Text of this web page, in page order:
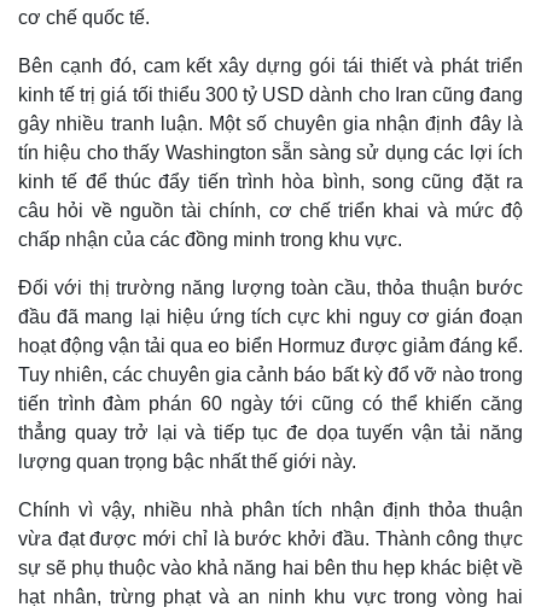
Kinh tế
Khởi nghiệp
Thị trường
Tiêu dùng
Tỷ giá
Chứng khoán
Giá cà phê
cơ chế quốc tế.
Bên cạnh đó, cam kết xây dựng gói tái thiết và phát triển
kinh tế trị giá tối thiểu 300 tỷ USD dành cho Iran cũng đang
gây nhiều tranh luận. Một số chuyên gia nhận định đây là
tín hiệu cho thấy Washington sẵn sàng sử dụng các lợi ích
kinh tế để thúc đẩy tiến trình hòa bình, song cũng đặt ra
câu hỏi về nguồn tài chính, cơ chế triển khai và mức độ
chấp nhận của các đồng minh trong khu vực.
Đối với thị trường năng lượng toàn cầu, thỏa thuận bước
đầu đã mang lại hiệu ứng tích cực khi nguy cơ gián đoạn
hoạt động vận tải qua eo biển Hormuz được giảm đáng kể.
Tuy nhiên, các chuyên gia cảnh báo bất kỳ đổ vỡ nào trong
tiến trình đàm phán 60 ngày tới cũng có thể khiến căng
thẳng quay trở lại và tiếp tục đe dọa tuyến vận tải năng
lượng quan trọng bậc nhất thế giới này.
Chính vì vậy, nhiều nhà phân tích nhận định thỏa thuận
vừa đạt được mới chỉ là bước khởi đầu. Thành công thực
sự sẽ phụ thuộc vào khả năng hai bên thu hẹp khác biệt về
hạt nhân, trừng phạt và an ninh khu vực trong vòng hai